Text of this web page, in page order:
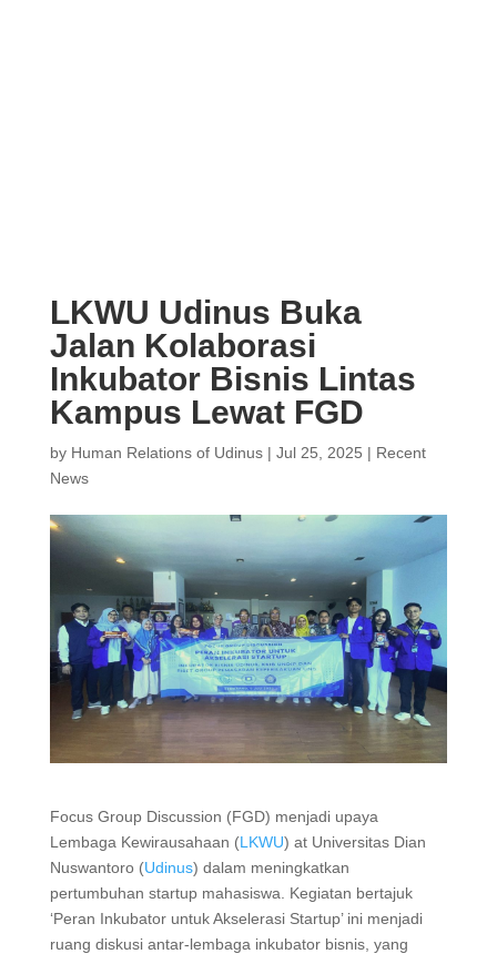
LKWU Udinus Buka
Jalan Kolaborasi
Inkubator Bisnis Lintas
Kampus Lewat FGD
by Human Relations of Udinus| Jul 25, 2025 | Recent
News
Focus Group Discussion (FGD) menjadi upaya
Lembaga Kewirausahaan (LKWU) at Universitas Dian
Nuswantoro (Udinus) dalam meningkatkan
pertumbuhan startup mahasiswa. Kegiatan bertajuk
‘Peran Inkubator untuk Akselerasi Startup’ ini menjadi
ruang diskusi antar-lembaga inkubator bisnis, yang